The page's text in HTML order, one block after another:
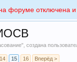
форуме отключена
", создана
14 15 16 Вперёд >